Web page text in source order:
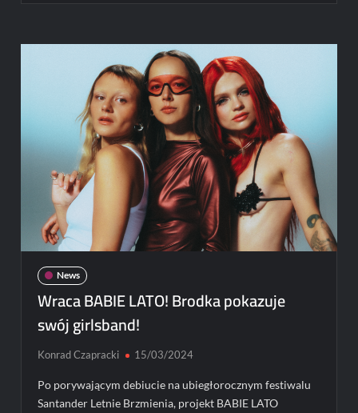
Z
ROZMACHEM,
CZYLI
OSTATNIE
OGŁOSZENIE
NEXT
FEST
2024!
News
Wraca BABIE LATO! Brodka pokazuje
swój girlsband!
Konrad Czapracki 15/03/2024
Po porywającym debiucie na ubiegłorocznym festiwalu
Santander Letnie Brzmienia, projekt BABIE LATO